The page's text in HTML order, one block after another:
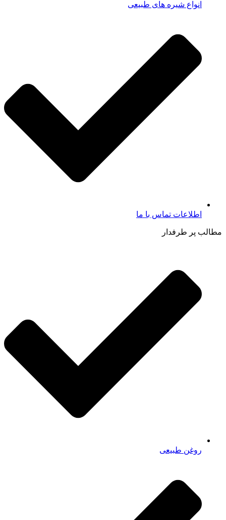
انواع شیره های طبیعی
اطلاعات تماس با ما​
مطالب پر طرفدار
روغن طبیعی